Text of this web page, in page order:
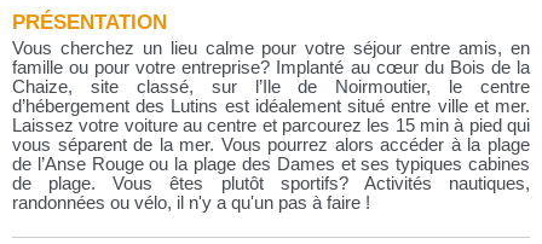
PRÉSENTATION
Vous cherchez un lieu calme pour votre séjour entre amis, en
famille ou pour votre entreprise? Implanté au cœur du Bois de la
Chaize, site classé, sur l’Ile de Noirmoutier, le centre
d’hébergement des Lutins est idéalement situé entre ville et mer.
Laissez votre voiture au centre et parcourez les 15 min à pied qui
vous séparent de la mer. Vous pourrez alors accéder à la plage
de l’Anse Rouge ou la plage des Dames et ses typiques cabines
de plage. Vous êtes plutôt sportifs? Activités nautiques,
randonnées ou vélo, il n'y a qu'un pas à faire !